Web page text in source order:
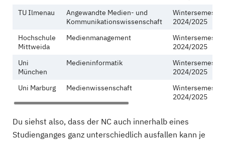
TU Ilmenau
Angewandte Medien- und
Kommunikationswissenschaft
Wintersemester
2024/2025
Hochschule
Mittweida
Medienmanagement
Wintersemester
2024/2025
Uni
München
Medieninformatik
Wintersemester
2024/2025
Uni Marburg
Medienwissenschaft
Wintersemester
2024/2025
Du siehst also, dass der NC auch innerhalb eines
Studienganges ganz unterschiedlich ausfallen kann je